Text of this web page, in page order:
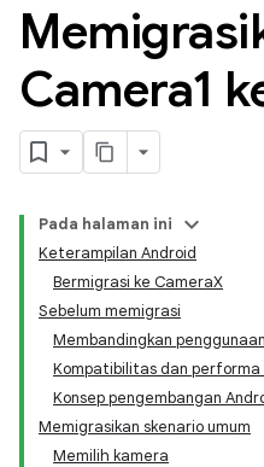
Camera1
Pada halaman ini
Keterampilan Android
Bermigrasi ke CameraX
Sebelum memigrasi
Membandingkan
Kompatibilitas dan performa
Konsep pengembangan
Memigrasikan skenario umum
Memilih kamera